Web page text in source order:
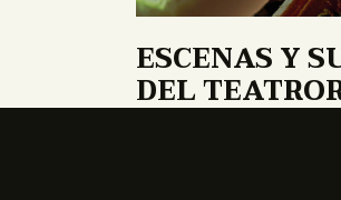
ESCENAS Y
DEL